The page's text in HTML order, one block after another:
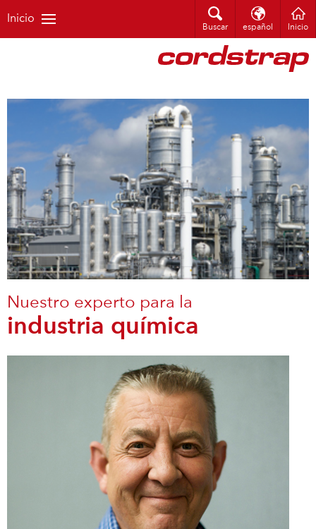
Inicio
Buscar español Inicio
Nuestro experto para la
industria química